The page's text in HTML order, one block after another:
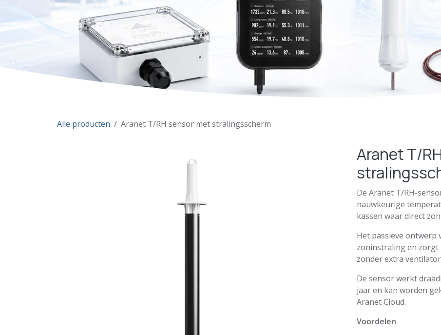
Alle producten Aranet T/RH sensor met stralingsscherm
Aranet T/
De Aranet T/RH-
nauwkeurige
kassen waar direct
Het passieve
zoninstraling en
zonder extra
De sensor werkt
jaar en kan worden
Aranet Cloud.
Voordelen